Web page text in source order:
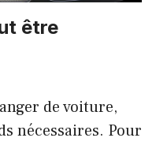
être
de voiture,
nécessaires. Pour